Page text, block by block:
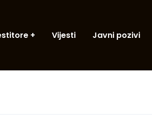
Vijesti Javni pozivi